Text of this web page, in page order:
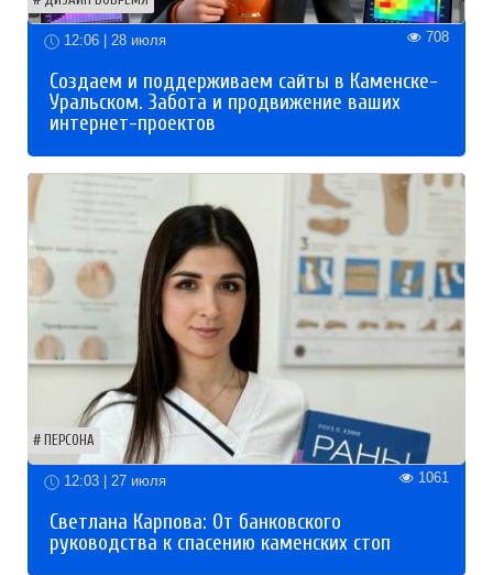
12:06 | 28 июля 708
Создаем и поддерживаем сайты в Каменске-
Уральском. Забота и продвижение ваших
интернет-проектов
ПЕРСОНА
12:03 | 27 июля 1061
Светлана Карпова: От банковского
руководства к спасению каменских стоп